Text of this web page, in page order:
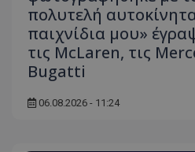
πολυτελή
παιχνίδια μου»
τις McLaren, τις
Bugatti
06.08.2026 - 11:24